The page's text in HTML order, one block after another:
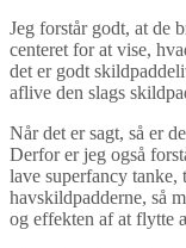
Jeg forstår godt, at de
centeret for at vise,
det er godt
aflive den slags
Når det er sagt, så er
Derfor er jeg også
lave superfancy tanke,
havskildpadderne, så
og effekten af at flytte